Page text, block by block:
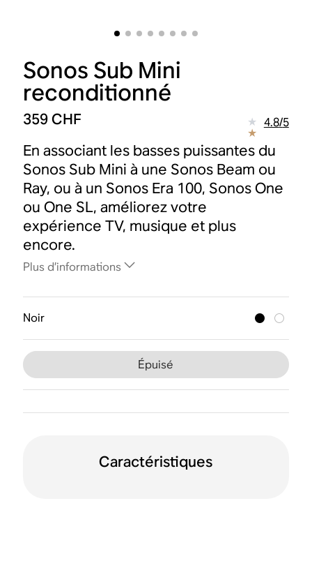
Sonos Sub Mini
reconditionné
359 CHF 4.8/5
En associant les basses puissantes du
Sonos Sub Mini à une Sonos Beam ou
Ray, ou à un Sonos Era 100, Sonos One
ou One SL, améliorez votre
expérience TV, musique et plus
encore.
Plus d’informations
Noir
Épuisé
Caractéristiques